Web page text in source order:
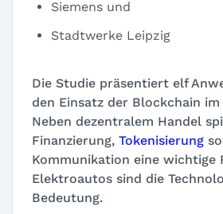
Siemens und
Stadtwerke Leipzig
Die Studie präsentiert elf
den Einsatz der Blockchain
Neben dezentralem Handel
Finanzierung, Tokenisierung
Kommunikation eine wichtige
Elektroautos sind die
Bedeutung.